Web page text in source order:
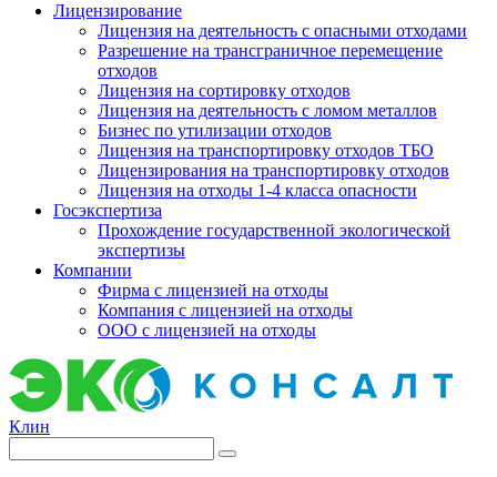
Лицензирование
Лицензия на деятельность с опасными отходами
Разрешение на трансграничное перемещение
отходов
Лицензия на сортировку отходов
Лицензия на деятельность с ломом металлов
Бизнес по утилизации отходов
Лицензия на транспортировку отходов ТБО
Лицензирования на транспортировку отходов
Лицензия на отходы 1-4 класса опасности
Госэкспертиза
Прохождение государственной экологической
экспертизы
Компании
Фирма с лицензией на отходы
Компания с лицензией на отходы
ООО с лицензией на отходы
Клин